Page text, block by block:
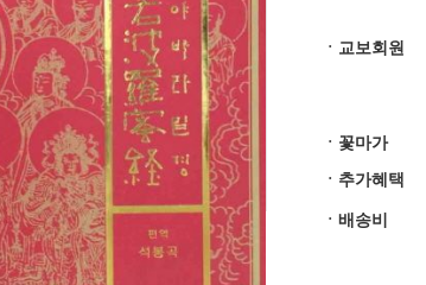
ㆍ교보회원
ㆍ꽃마가
ㆍ추가혜택
ㆍ배송비